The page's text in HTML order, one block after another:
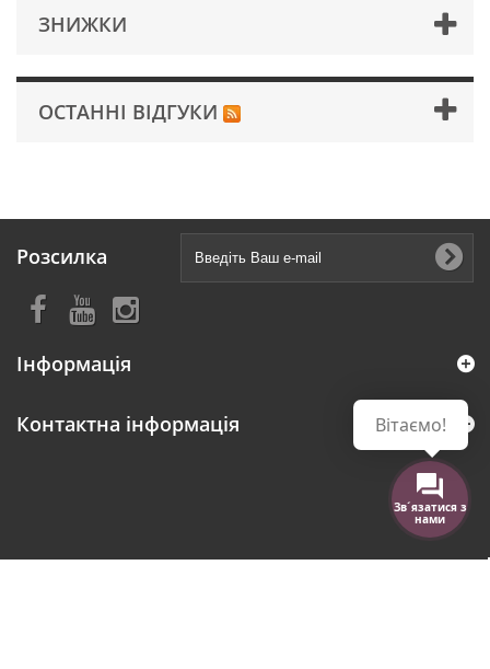
ЗНИЖКИ
ОСТАННІ ВІДГУКИ
Розсилка
Інформація
Контактна інформація
Зв´язатися з
нами
Вітаємо!